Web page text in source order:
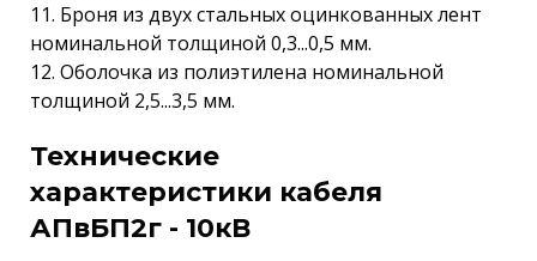
11. Броня из двух стальных оцинкованных лент
номинальной толщиной 0,3...0,5 мм.
12. Оболочка из полиэтилена номинальной
толщиной 2,5...3,5 мм.
Технические
характеристики кабеля
АПвБП2г - 10кВ